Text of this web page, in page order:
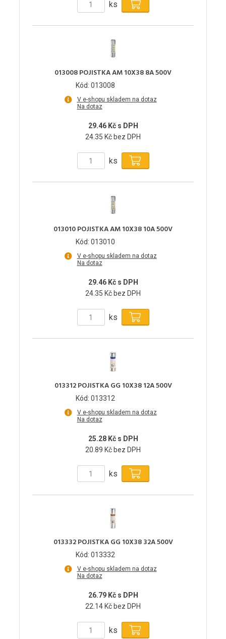
ks
013008 POJISTKA AM 10X38 8A 500V
Kód: 013008
V e-shopu skladem na dotaz
Na dotaz
29.46 Kč s DPH
24.35 Kč bez DPH
ks
013010 POJISTKA AM 10X38 10A 500V
Kód: 013010
V e-shopu skladem na dotaz
Na dotaz
29.46 Kč s DPH
24.35 Kč bez DPH
ks
013312 POJISTKA GG 10X38 12A 500V
Kód: 013312
V e-shopu skladem na dotaz
Na dotaz
25.28 Kč s DPH
20.89 Kč bez DPH
ks
013332 POJISTKA GG 10X38 32A 500V
Kód: 013332
V e-shopu skladem na dotaz
Na dotaz
26.79 Kč s DPH
22.14 Kč bez DPH
ks